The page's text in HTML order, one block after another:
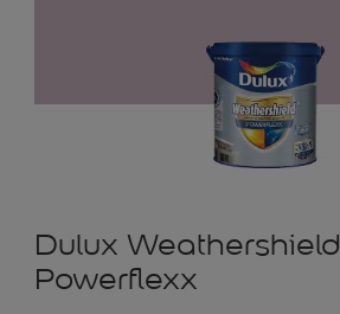
Dulux Weathershield
Powerflexx